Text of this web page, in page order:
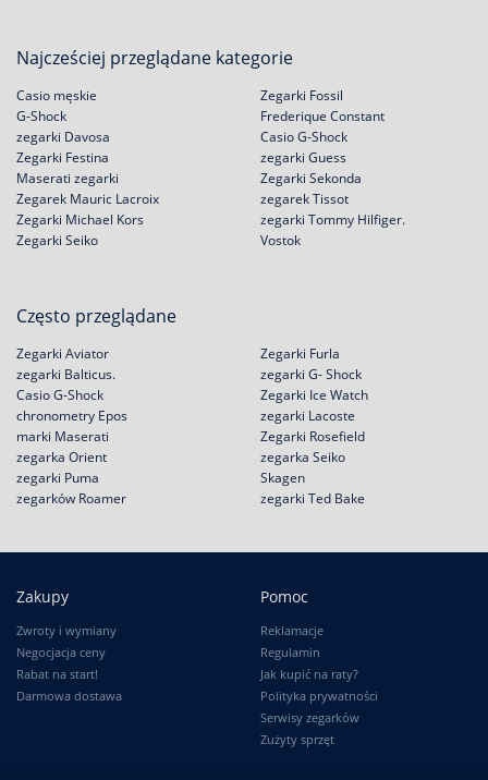
Najcześciej przeglądane kategorie
Casio męskie
G-Shock
zegarki Davosa
Zegarki Festina
Zegarki Fossil
Frederique Constant
Casio G-Shock
zegarki Guess
Maserati zegarki
Zegarek Mauric Lacroix
Zegarki Michael Kors
Zegarki Seiko
Zegarki Sekonda
zegarek Tissot
zegarki Tommy Hilfiger.
Vostok
Często przeglądane
Zegarki Aviator
zegarki Balticus.
Casio G-Shock
chronometry Epos
Zegarki Furla
zegarki G- Shock
Zegarki Ice Watch
zegarki Lacoste
marki Maserati
zegarka Orient
zegarki Puma
zegarków Roamer
Zegarki Rosefield
zegarka Seiko
Skagen
zegarki Ted Bake
Zakupy
Zwroty i wymiany
Negocjacja ceny
Rabat na start!
Darmowa dostawa
Pomoc
Reklamacje
Regulamin
Jak kupić na raty?
Polityka prywatności
Serwisy zegarków
Zużyty sprzęt